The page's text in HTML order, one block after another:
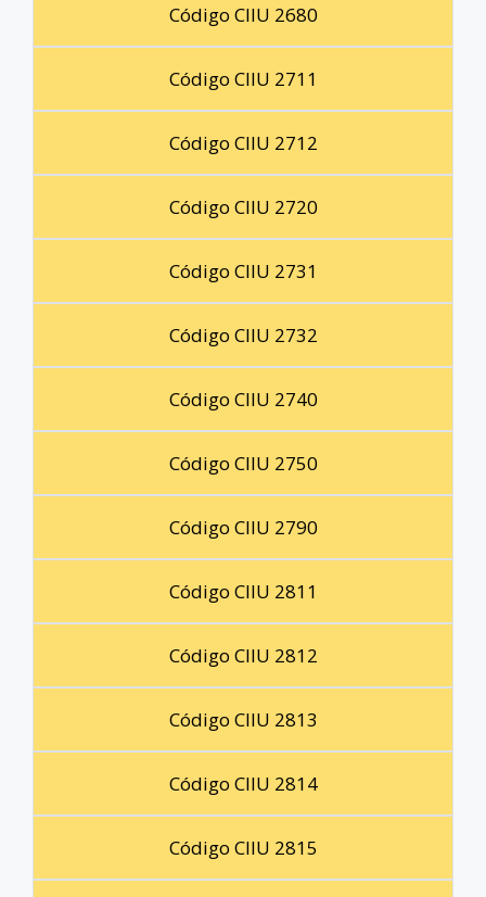
Código CIIU 2680
Código CIIU 2711
Código CIIU 2712
Código CIIU 2720
Código CIIU 2731
Código CIIU 2732
Código CIIU 2740
Código CIIU 2750
Código CIIU 2790
Código CIIU 2811
Código CIIU 2812
Código CIIU 2813
Código CIIU 2814
Código CIIU 2815